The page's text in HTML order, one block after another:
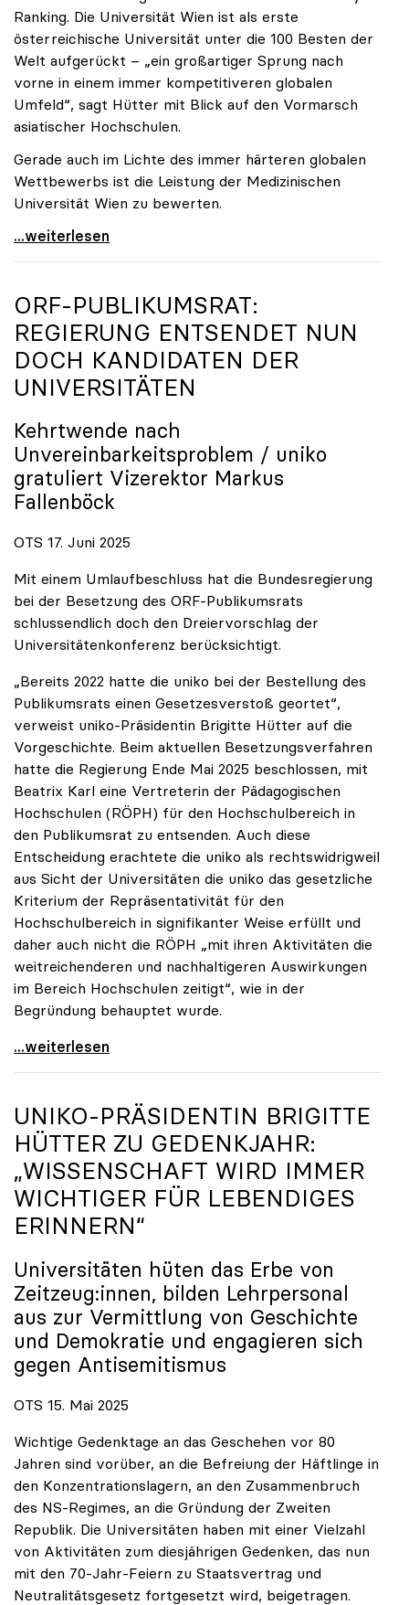
Ranking. Die Universität Wien ist als erste
österreichische Universität unter die 100 Besten der
Welt aufgerückt – „ein großartiger Sprung nach
vorne in einem immer kompetitiveren globalen
Umfeld“, sagt Hütter mit Blick auf den Vormarsch
asiatischer Hochschulen.
Gerade auch im Lichte des immer härteren globalen
Wettbewerbs ist die Leistung der Medizinischen
Universität Wien zu bewerten.
„Top-Rankingplätze heimischer Universitäten geben
...weiterlesen
ORF-PUBLIKUMSRAT:
REGIERUNG ENTSENDET NUN
DOCH KANDIDATEN DER
UNIVERSITÄTEN
Kehrtwende nach
Unvereinbarkeitsproblem / uniko
gratuliert Vizerektor Markus
Fallenböck
OTS 17. Juni 2025
Mit einem Umlaufbeschluss hat die Bundesregierung
bei der Besetzung des ORF-Publikumsrats
schlussendlich doch den Dreiervorschlag der
Universitätenkonferenz berücksichtigt.
„Bereits 2022 hatte die uniko bei der Bestellung des
Publikumsrats einen Gesetzesverstoß geortet“,
verweist uniko-Präsidentin Brigitte Hütter auf die
Vorgeschichte. Beim aktuellen Besetzungsverfahren
hatte die Regierung Ende Mai 2025 beschlossen, mit
Beatrix Karl eine Vertreterin der Pädagogischen
Hochschulen (RÖPH) für den Hochschulbereich in
den Publikumsrat zu entsenden. Auch diese
Entscheidung erachtete die uniko als rechtswidrigweil
aus Sicht der Universitäten die uniko das gesetzliche
Kriterium der Repräsentativität für den
Hochschulbereich in signifikanter Weise erfüllt und
daher auch nicht die RÖPH „mit ihren Aktivitäten die
weitreichenderen und nachhaltigeren Auswirkungen
im Bereich Hochschulen zeitigt“, wie in der
Begründung behauptet wurde.
ORF-Publikumsrat: Regierung entsendet nun doch
...weiterlesen
UNIKO-PRÄSIDENTIN BRIGITTE
HÜTTER ZU GEDENKJAHR:
„WISSENSCHAFT WIRD IMMER
WICHTIGER FÜR LEBENDIGES
ERINNERN“
Universitäten hüten das Erbe von
Zeitzeug:innen, bilden Lehrpersonal
aus zur Vermittlung von Geschichte
und Demokratie und engagieren sich
gegen Antisemitismus
OTS 15. Mai 2025
Wichtige Gedenktage an das Geschehen vor 80
Jahren sind vorüber, an die Befreiung der Häftlinge in
den Konzentrationslagern, an den Zusammenbruch
des NS-Regimes, an die Gründung der Zweiten
Republik. Die Universitäten haben mit einer Vielzahl
von Aktivitäten zum diesjährigen Gedenken, das nun
mit den 70-Jahr-Feiern zu Staatsvertrag und
Neutralitätsgesetz fortgesetzt wird, beigetragen.